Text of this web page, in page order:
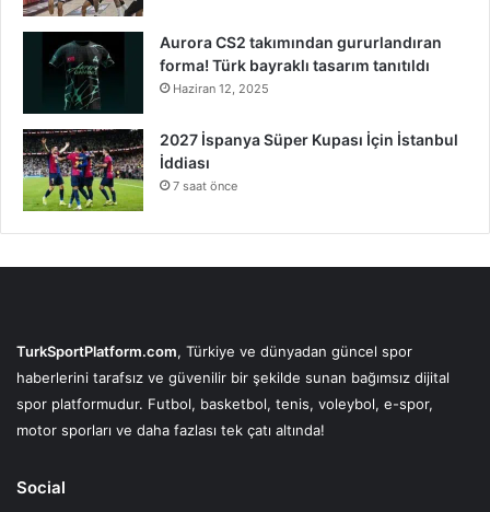
Aurora CS2 takımından gururlandıran
forma! Türk bayraklı tasarım tanıtıldı
Haziran 12, 2025
2027 İspanya Süper Kupası İçin İstanbul
İddiası
7 saat önce
TurkSportPlatform.com, Türkiye ve dünyadan güncel spor
haberlerini tarafsız ve güvenilir bir şekilde sunan bağımsız dijital
spor platformudur. Futbol, basketbol, tenis, voleybol, e-spor,
motor sporları ve daha fazlası tek çatı altında!
Social